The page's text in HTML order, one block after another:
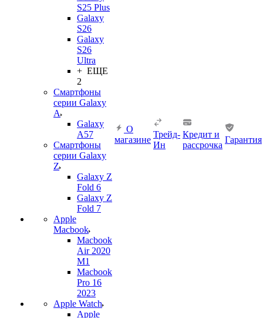
S25 Plus
Galaxy
S26
Galaxy
S26
Ultra
+ ЕЩЕ
2
Смартфоны
серии Galaxy
A
Galaxy
A57
Смартфоны
серии Galaxy
Z
Galaxy Z
Fold 6
Galaxy Z
Fold 7
Apple
Macbook
Macbook
Air 2020
M1
Macbook
Pro 16
2023
Apple Watch
Apple
О
магазине
Трейд-
Ин
Кредит и
рассрочка
Гарантия